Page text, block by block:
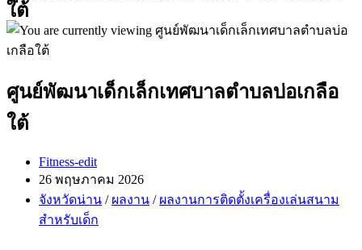
ใต้
ศูนย์พัฒนาเด็กเล็กเทศบาลตำบลบ่อเกลือ
ใต้
Post
author:
Fitness-edit
Post
published:
26 พฤษภาคม 2026
Post
category:
จังหวัดน่าน / ผลงาน / ผลงานการติดตั้งเครื่องเล่นสนาม
สำหรับเด็ก